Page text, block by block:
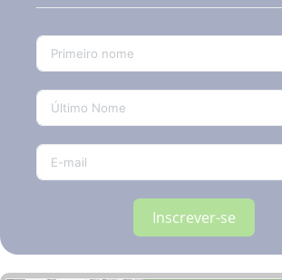
Inscrever-se